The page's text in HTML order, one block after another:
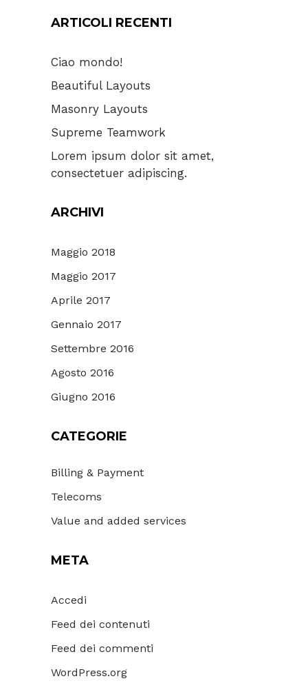
ARTICOLI RECENTI
Ciao mondo!
Beautiful Layouts
Masonry Layouts
Supreme Teamwork
Lorem ipsum dolor sit amet,
consectetuer adipiscing.
ARCHIVI
Maggio 2018
Maggio 2017
Aprile 2017
Gennaio 2017
Settembre 2016
Agosto 2016
Giugno 2016
CATEGORIE
Billing & Payment
Telecoms
Value and added services
META
Accedi
Feed dei contenuti
Feed dei commenti
WordPress.org